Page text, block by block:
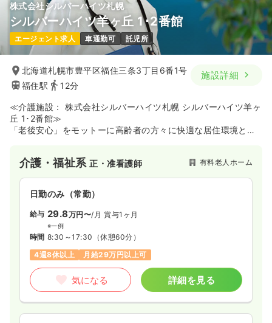
株式会社シルバーハイツ札幌
シルバーハイツ羊ヶ丘 1･2番館
エージェント求人 車通勤可 託児所
北海道札幌市豊平区福住三条3丁目6番1号
福住駅
12分
施設詳細
≪介護施設： 株式会社シルバーハイツ札幌 シルバーハイツ羊ヶ
丘 1･2番館≫
「老後安心」をモットーに高齢者の方々に快適な居住環境と介
介護・福祉系正・准看護師 有料老人ホーム
日勤のみ（常勤）
給与 29.8万円〜/月 賞与1ヶ月
※一例
時間 8:30～17:30 （休憩60分）
4週8休以上
月給29万円以上可
気になる 詳細を見る